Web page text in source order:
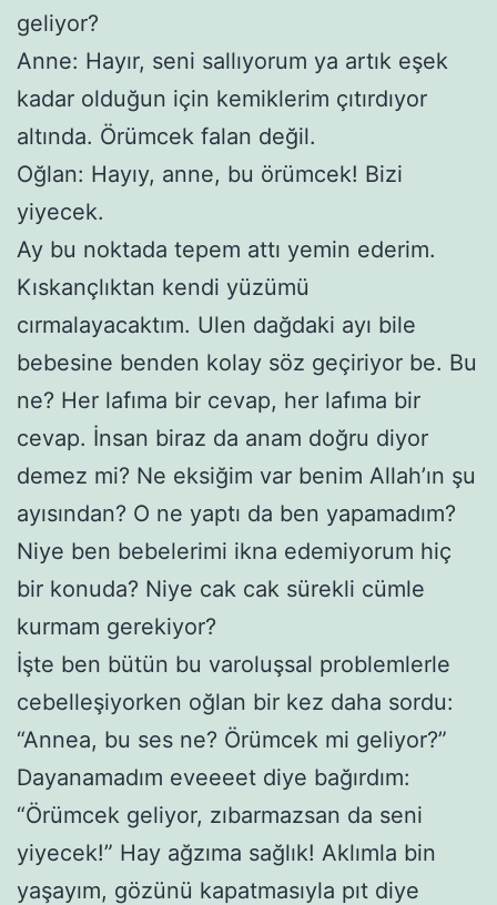
geliyor?
Anne: Hayır, seni sallıyorum ya artık eşek
kadar olduğun için kemiklerim çıtırdıyor
altında. Örümcek falan değil.
Oğlan: Hayıy, anne, bu örümcek! Bizi
yiyecek.
Ay bu noktada tepem attı yemin ederim.
Kıskançlıktan kendi yüzümü
cırmalayacaktım. Ulen dağdaki ayı bile
bebesine benden kolay söz geçiriyor be. Bu
ne? Her lafıma bir cevap, her lafıma bir
cevap. İnsan biraz da anam doğru diyor
demez mi? Ne eksiğim var benim Allah’ın şu
ayısından? O ne yaptı da ben yapamadım?
Niye ben bebelerimi ikna edemiyorum hiç
bir konuda? Niye cak cak sürekli cümle
kurmam gerekiyor?
İşte ben bütün bu varoluşsal problemlerle
cebelleşiyorken oğlan bir kez daha sordu:
“Annea, bu ses ne? Örümcek mi geliyor?”
Dayanamadım eveeeet diye bağırdım:
“Örümcek geliyor, zıbarmazsan da seni
yiyecek!” Hay ağzıma sağlık! Aklımla bin
yaşayım, gözünü kapatmasıyla pıt diye